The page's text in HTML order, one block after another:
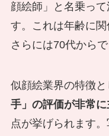
顔絵師」と名乗っ
す。これは年齢に関
さらには70代から
似顔絵業界の特徴と
手」の評価が非常
点が挙げられます